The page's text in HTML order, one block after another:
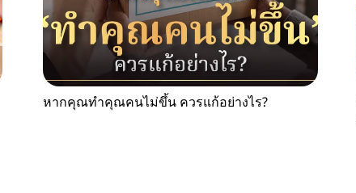
หากคุณทำคุณคนไม่ขึ้น ควรแก้อย่างไร?